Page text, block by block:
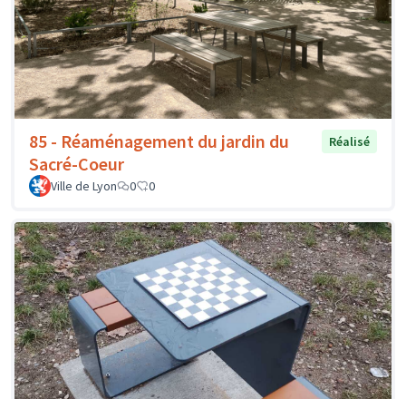
85 - Réaménagement du jardin du
Sacré-Coeur
Réalisé
Ville de Lyon 0 0